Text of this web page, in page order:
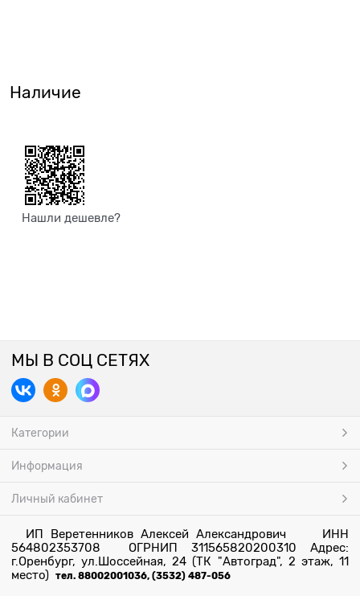
Наличие
Нашли дешевле?
МЫ В СОЦ СЕТЯХ
Категории
Информация
Личный кабинет
ИП Веретенников Алексей Александрович ИНН
564802353708 ОГРНИП 311565820200310 Адрес:
г.Оренбург, ул.Шоссейная, 24 (ТК "Автоград", 2 этаж, 11
место) тел. 88002001036, (3532) 487-056